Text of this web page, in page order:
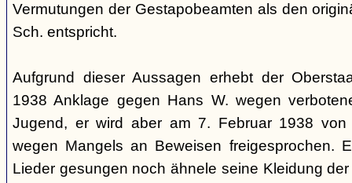
Vermutungen der Gestapobeamten als den
Sch. entspricht.
Aufgrund dieser Aussagen erhebt der
1938 Anklage gegen Hans W. wegen
Jugend, er wird aber am 7. Februar 1938 von
wegen Mangels an Beweisen freigesprochen.
Lieder gesungen noch ähnele seine Kleidung